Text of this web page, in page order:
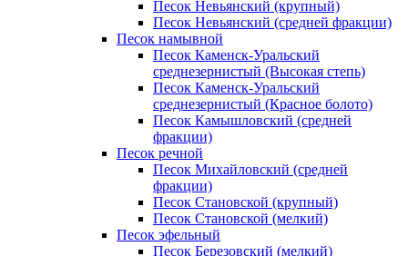
Песок Невьянский (крупный)
Песок Невьянский (средней фракции)
Песок намывной
Песок Каменск-Уральский
среднезернистый (Высокая степь)
Песок Каменск-Уральский
среднезернистый (Красное болото)
Песок Камышловский (средней
фракции)
Песок речной
Песок Михайловский (средней
фракции)
Песок Становской (крупный)
Песок Становской (мелкий)
Песок эфельный
Песок Березовский (мелкий)